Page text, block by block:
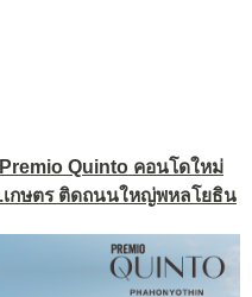
Quinto คอนโดใหม่
กษตร ติดถนนใหญ่พหลโยธิน